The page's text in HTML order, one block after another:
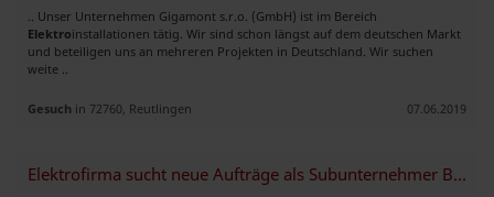
.. Unser Unternehmen Gigamont s.r.o. (GmbH) ist im Bereich
Elektroinstallationen tätig. Wir sind schon längst auf dem deutschen Markt
und beteiligen uns an mehreren Projekten in Deutschland. Wir suchen
weite ..
Gesuch in 72760, Reutlingen 07.06.2019
Elektrofirma sucht neue Aufträge als Subunternehmer Bundesweit